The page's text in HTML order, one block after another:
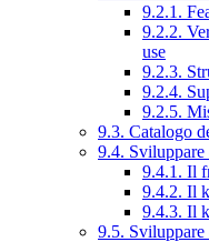
9.2.1.
9.2.2.
use
9.2.3.
9.2.4.
9.2.5.
9.3. Catalogo
9.4. Sviluppare
9.4.1. Il
9.4.2. Il
9.4.3. Il
9.5.